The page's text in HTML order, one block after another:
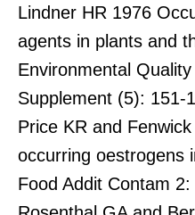
Lindner HR 1976
agents in plants and
Environmental
Supplement (5): 151-
Price KR and
occurring oestrogens
Food Addit Contam 2: